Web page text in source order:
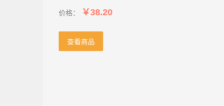
价格： ￥38.20
查看商品